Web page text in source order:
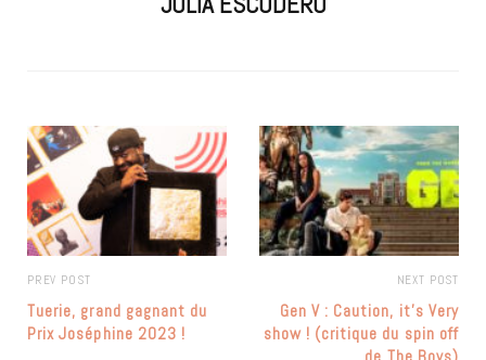
PREV POST
Tuerie, grand gagnant du
Prix Joséphine 2023 !
NEXT POST
Gen V : Caution, it’s Very
show ! (critique du spin off